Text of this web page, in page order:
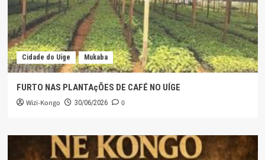
Cidade do Uíge Mukaba
FURTO NAS PLANTAçÕES DE CAFÉ NO UÍGE
Wizi-Kongo 30/06/2026 0